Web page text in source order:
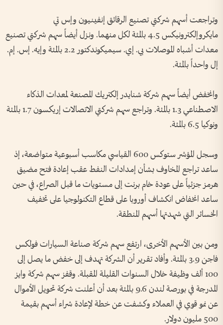
وتراجعت أسهم شركتي تصنيع الرقائق إنفينيون وإس تي
مايكروإلكترونيكس 4.5 بالمئة لكل منهما. ونزل أيضاً سهم شركتي تصنيع
معدات أشباه الموصلات بي. إي. سيميكوندكتور ⁠2.2 بالمئة وإيه. إس. ⁠إم.
إل واحداً بالمئة.
وانخفض أيضاً سهم شركة شنايدر إلكتريك المصنعة لمعدات الذكاء
الاصطناعي 1.3 بالمئة. وتراجع سهم شركتي الاتصالات إريكسون 1.7 بالمئة
ونوكيا 6.5 بالمئة.
وسجل المؤشر ⁠ستوكس 600 القياسي مكاسب أسبوعية متواضعة، إذ
ساعد تراجع المخاوف بشأن إمدادات النفط عقب إعادة فتح مضيق
هرمز جزئياً على عودة خام برنت إلى مستويات ما قبل الصراع، في حين
ساعد انخفاض انكشاف أوروبا على قطاع التكنولوجيا على تخفيف
الخسائر التي شهدتها أسهم المنطقة.
ومن بين الأسهم الأخرى، ارتفع سهم شركة صناعة السيارات فولكس
فاجن 3.9 بالمئة. وأفاد تقرير أن الشركة تهدف إلى خفض ما يصل إلى
100 ألف وظيفة خلال السنوات القليلة المقبلة. وقفز سهم شركة وايز
المدرجة في بورصة لندن 9.6 بالمئة بعد أن أعلنت شركة تحويل الأموال
عن نمو قوي في العملاء وكشفت عن خطة لإعادة شراء أسهم بقيمة
500 مليون دولار.